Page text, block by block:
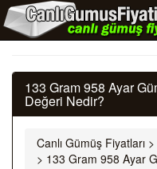
133 Gram 958 Ayar
Değeri Nedir?
Canlı Gümüş Fiyatları >
> 133 Gram 958 Ayar